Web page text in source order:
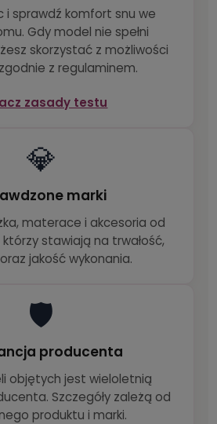
i sprawdź komfort snu we
Gdy model nie spełni
skorzystać z możliwości
z regulaminem.
zasady testu
💎
marki
materace i akcesoria od
stawiają na trwałość,
jakość wykonania.
🛡️
producenta
objętych jest wieloletnią
Szczegóły zależą od
produktu i marki.